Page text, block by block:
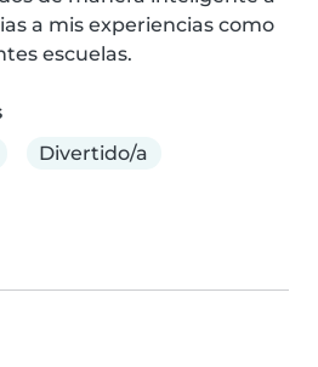
a mis experiencias como
escuelas.
Divertido/a